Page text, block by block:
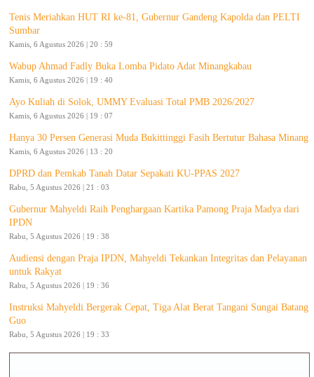
Tenis Meriahkan HUT RI ke-81, Gubernur Gandeng Kapolda dan PELTI
Sumbar
Kamis, 6 Agustus 2026 | 20 : 59
Wabup Ahmad Fadly Buka Lomba Pidato Adat Minangkabau
Kamis, 6 Agustus 2026 | 19 : 40
Ayo Kuliah di Solok, UMMY Evaluasi Total PMB 2026/2027
Kamis, 6 Agustus 2026 | 19 : 07
Hanya 30 Persen Generasi Muda Bukittinggi Fasih Bertutur Bahasa Minang
Kamis, 6 Agustus 2026 | 13 : 20
DPRD dan Pemkab Tanah Datar Sepakati KU-PPAS 2027
Rabu, 5 Agustus 2026 | 21 : 03
Gubernur Mahyeldi Raih Penghargaan Kartika Pamong Praja Madya dari
IPDN
Rabu, 5 Agustus 2026 | 19 : 38
Audiensi dengan Praja IPDN, Mahyeldi Tekankan Integritas dan Pelayanan
untuk Rakyat
Rabu, 5 Agustus 2026 | 19 : 36
Instruksi Mahyeldi Bergerak Cepat, Tiga Alat Berat Tangani Sungai Batang
Guo
Rabu, 5 Agustus 2026 | 19 : 33